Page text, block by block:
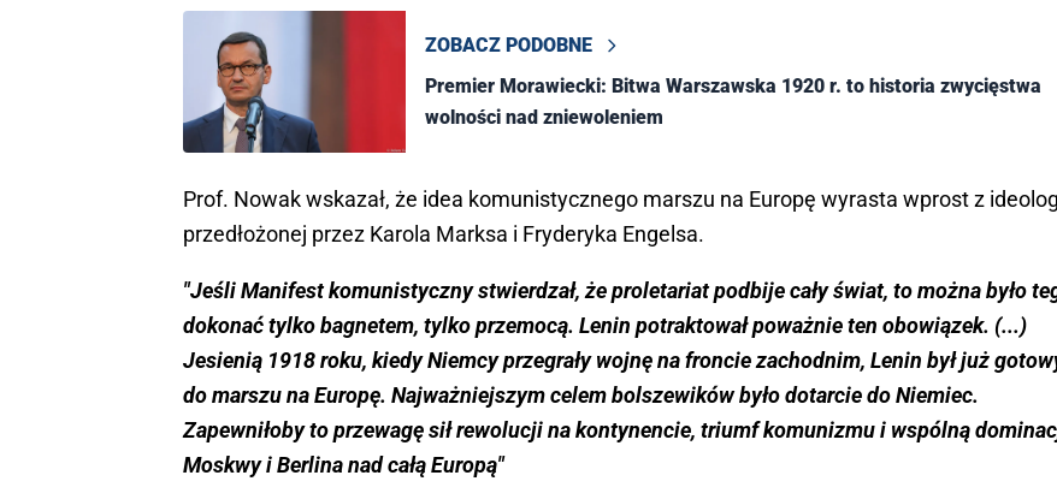
ZOBACZ PODOBNE
Premier Morawiecki: Bitwa Warszawska 1920 r. to historia zwycięstwa
wolności nad zniewoleniem
Prof. Nowak wskazał, że idea komunistycznego marszu na Europę wyrasta wprost z
przedłożonej przez Karola Marksa i Fryderyka Engelsa.
"Jeśli Manifest komunistyczny stwierdzał, że proletariat podbije cały świat, to można było
dokonać tylko bagnetem, tylko przemocą. Lenin potraktował poważnie ten obowiązek. (...)
Jesienią 1918 roku, kiedy Niemcy przegrały wojnę na froncie zachodnim, Lenin był już
do marszu na Europę. Najważniejszym celem bolszewików było dotarcie do Niemiec.
Zapewniłoby to przewagę sił rewolucji na kontynencie, triumf komunizmu i wspólną
Moskwy i Berlina nad całą Europą"